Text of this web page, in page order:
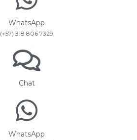
WhatsApp
(+57) 318 806 7329
Chat
WhatsApp